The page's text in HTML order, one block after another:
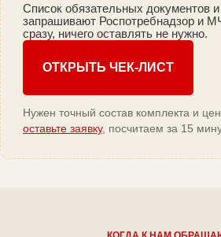
Список обязательных документов и
запрашивают Роспотребнадзор и
сразу, ничего оставлять не нужно.
ОТКРЫТЬ ЧЕК-ЛИСТ
Нужен точный состав комплекта и
оставьте заявку, посчитаем за 15